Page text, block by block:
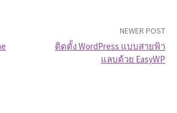
NEWER POST
ติดตั้ง WordPress แบบสายฟ้า
แลบด้วย EasyWP